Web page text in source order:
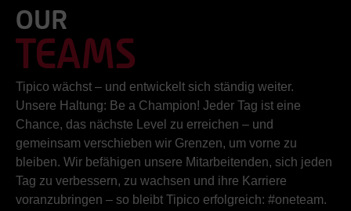
OUR
TEAMS
Tipico wächst – und entwickelt sich ständig weiter.
Unsere Haltung: Be a Champion! Jeder Tag ist eine
Chance, das nächste Level zu erreichen – und
gemeinsam verschieben wir Grenzen, um vorne zu
bleiben. Wir befähigen unsere Mitarbeitenden, sich jeden
Tag zu verbessern, zu wachsen und ihre Karriere
voranzubringen – so bleibt Tipico erfolgreich: #oneteam.